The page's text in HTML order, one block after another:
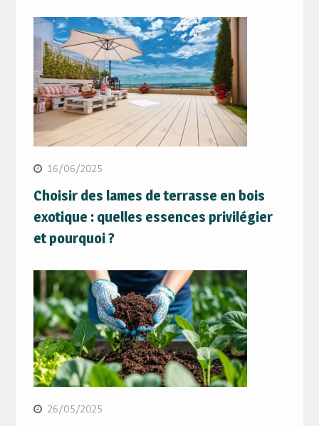
16/06/2025
Choisir des lames de terrasse en bois
exotique : quelles essences privilégier
et pourquoi ?
26/05/2025